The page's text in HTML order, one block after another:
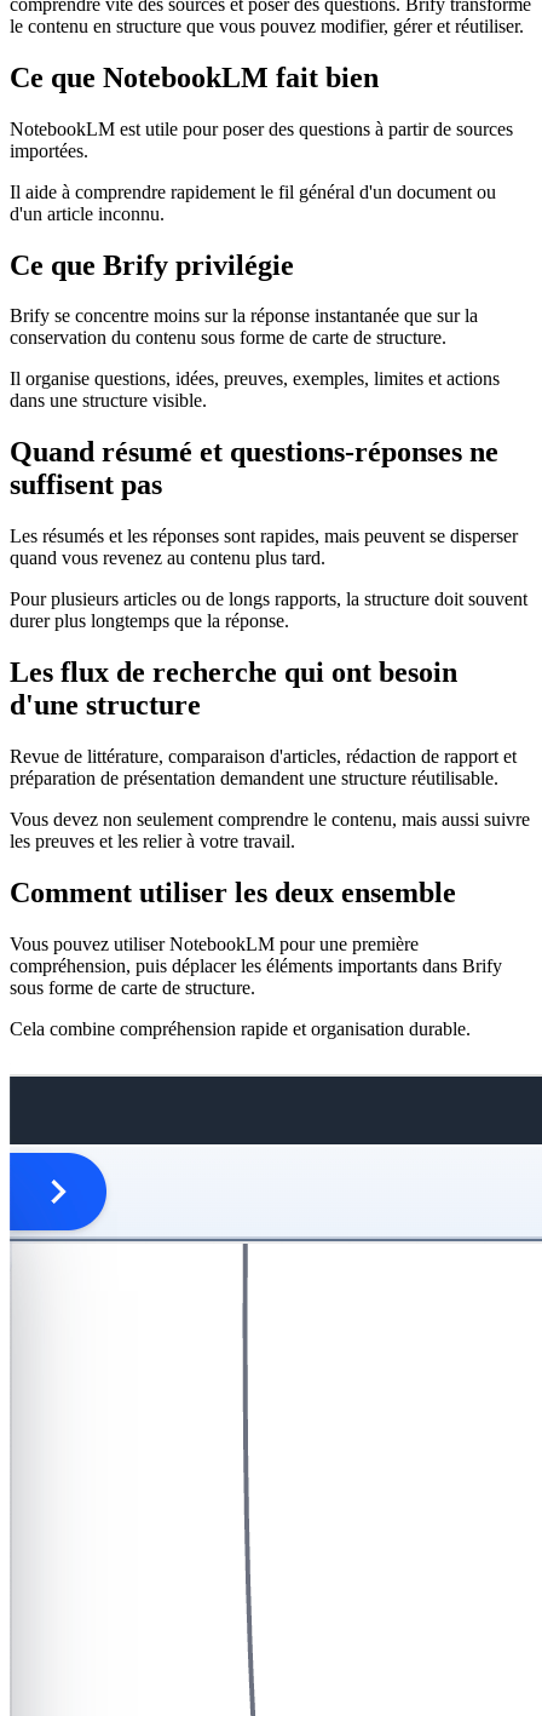
le contenu en structure que vous pouvez modifier, gérer et réutiliser.
Ce que NotebookLM fait bien
NotebookLM est utile pour poser des questions à partir de sources
importées.
Il aide à comprendre rapidement le fil général d'un document ou
d'un article inconnu.
Ce que Brify privilégie
Brify se concentre moins sur la réponse instantanée que sur la
conservation du contenu sous forme de carte de structure.
Il organise questions, idées, preuves, exemples, limites et actions
dans une structure visible.
Quand résumé et questions-réponses ne
suffisent pas
Les résumés et les réponses sont rapides, mais peuvent se disperser
quand vous revenez au contenu plus tard.
Pour plusieurs articles ou de longs rapports, la structure doit souvent
durer plus longtemps que la réponse.
Les flux de recherche qui ont besoin
d'une structure
Revue de littérature, comparaison d'articles, rédaction de rapport et
préparation de présentation demandent une structure réutilisable.
Vous devez non seulement comprendre le contenu, mais aussi suivre
les preuves et les relier à votre travail.
Comment utiliser les deux ensemble
Vous pouvez utiliser NotebookLM pour une première
compréhension, puis déplacer les éléments importants dans Brify
sous forme de carte de structure.
Cela combine compréhension rapide et organisation durable.